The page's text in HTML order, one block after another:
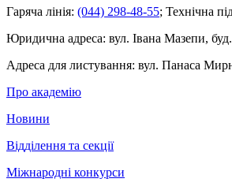
Гаряча лінія: (044) 298-48-55; Технічна
Юридична адреса: вул. Івана Мазепи,
Адреса для листування: вул. Панаса
Про академію
Новини
Відділення та секції
Міжнародні конкурси